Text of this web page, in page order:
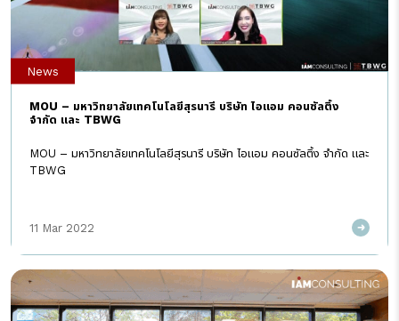
MOU – มหาวิทยาลัยเทคโนโลยีสุรนารี บริษัท ไอแอม คอนซัลติ้ง
จำกัด และ TBWG
MOU – มหาวิทยาลัยเทคโนโลยีสุรนารี บริษัท ไอแอม คอนซัลติ้ง จำกัด และ
TBWG
News
11 Mar 2022